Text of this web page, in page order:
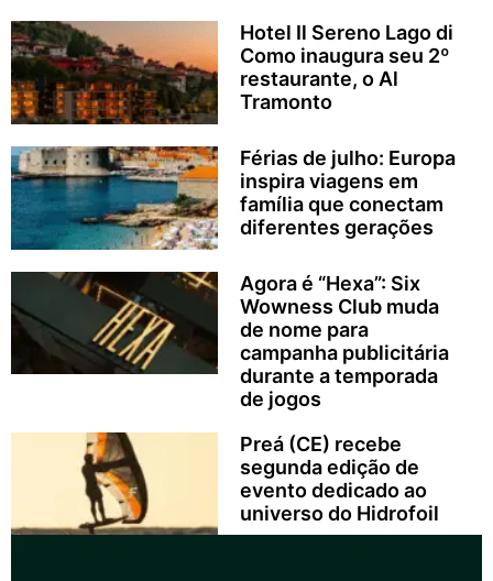
Hotel Il Sereno Lago di
Como inaugura seu 2º
restaurante, o Al
Tramonto
Férias de julho: Europa
inspira viagens em
família que conectam
diferentes gerações
Agora é “Hexa”: Six
Wowness Club muda
de nome para
campanha publicitária
durante a temporada
de jogos
Preá (CE) recebe
segunda edição de
evento dedicado ao
universo do Hidrofoil